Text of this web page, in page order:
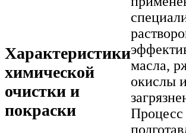
Характеристики
химической
очистки и
покраски
масла,
окислы
Процесс